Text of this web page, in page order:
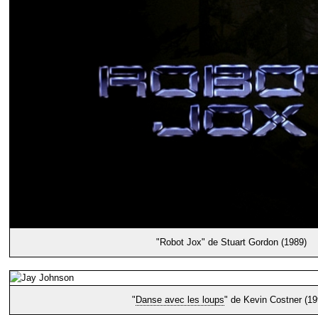
"Robot Jox" de Stuart Gordon (1989)
" Danse avec les loups" de Kevin Costner